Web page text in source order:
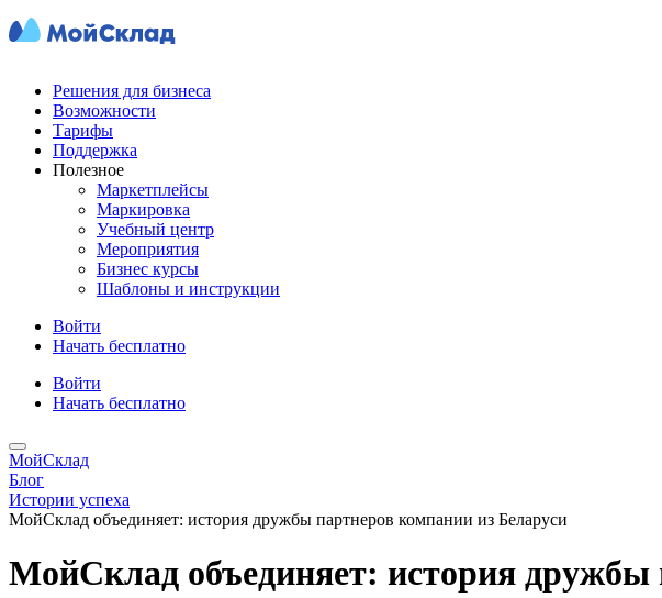
Решения для бизнеса
Возможности
Тарифы
Поддержка
Полезное
Маркетплейсы
Маркировка
Учебный центр
Мероприятия
Бизнес курсы
Шаблоны и инструкции
Войти
Начать бесплатно
Войти
Начать бесплатно
МойСклад
Блог
Истории успеха
МойСклад объединяет: история дружбы партнеров компании из Беларуси
МойСклад объединяет: история дружбы